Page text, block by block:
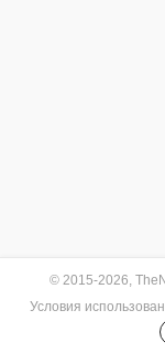
© 2015-2026,
Условия